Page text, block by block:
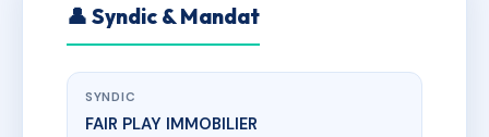
👤 Syndic & Mandat
SYNDIC
FAIR PLAY IMMOBILIER